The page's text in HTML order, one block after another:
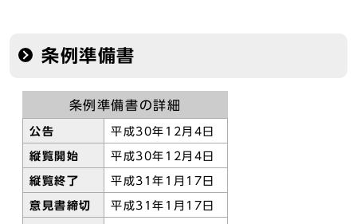
条例準備書
条例準備書の詳細
公告 平成30年12月4日
縦覧開始 平成30年12月4日
縦覧終了 平成31年1月17日
意見書締切 平成31年1月17日